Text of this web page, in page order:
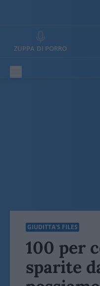
ZUPPA DI PORRO
GIUDITTA'S FILES
100 per
sparite